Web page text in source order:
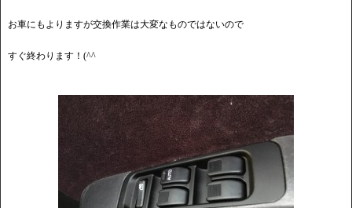
お車にもよりますが交換作業は大変なものではないので
すぐ終わります！(^^